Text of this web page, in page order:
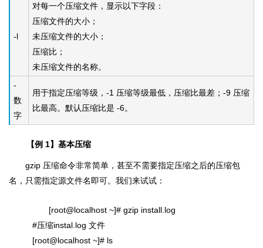
-l
对每一个压缩文件，显示以下字段：
压缩文件的大小；
未压缩文件的大小；
压缩比；
未压缩文件的名称。
-
数
字
用于指定压缩等级，-1 压缩等级最低，压缩比最差；-9 压缩
比最高。默认压缩比是 -6。
【例 1】基本压缩
gzip 压缩命令非常简单，甚至不需要指定压缩之后的压缩包
名，只需指定源文件名即可。我们来试试：
[root@localhost ~]# gzip install.log
#压缩instal.log 文件
[root@localhost ~]# ls